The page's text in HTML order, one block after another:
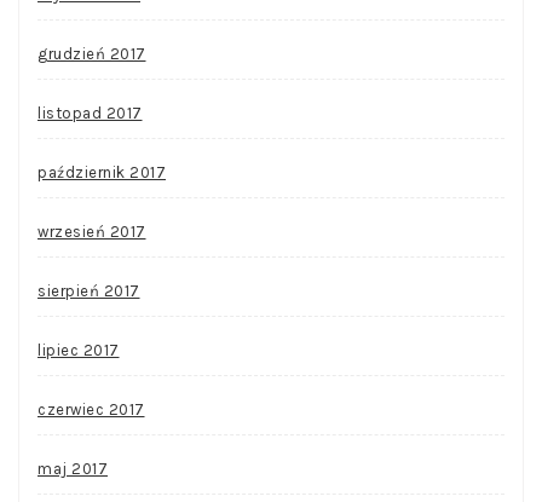
grudzień 2017
listopad 2017
październik 2017
wrzesień 2017
sierpień 2017
lipiec 2017
czerwiec 2017
maj 2017